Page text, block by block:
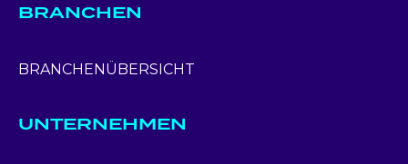
BRANCHEN
BRANCHENÜBERSICHT
UNTERNEHMEN